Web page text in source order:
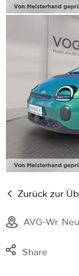
Zurück zur
AVG-Wr.
Share